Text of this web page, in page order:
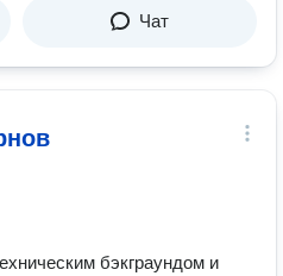
Чат
бэкграундом и